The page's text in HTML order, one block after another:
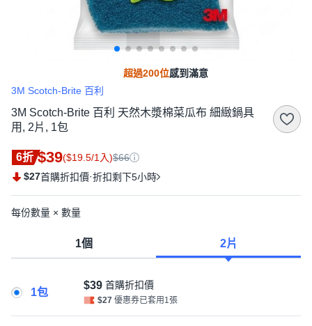
超過200位感到滿意
3M Scotch-Brite 百利
3M Scotch-Brite 百利 天然木漿棉菜瓜布 細緻鍋具
用, 2片, 1包
6折 $39($19.5/1入)$66
$27首購折扣價·折扣剩下5小時
每份數量 × 數量
1個 2片
1包
$39 首購折扣價
$27 優惠券已套用1張